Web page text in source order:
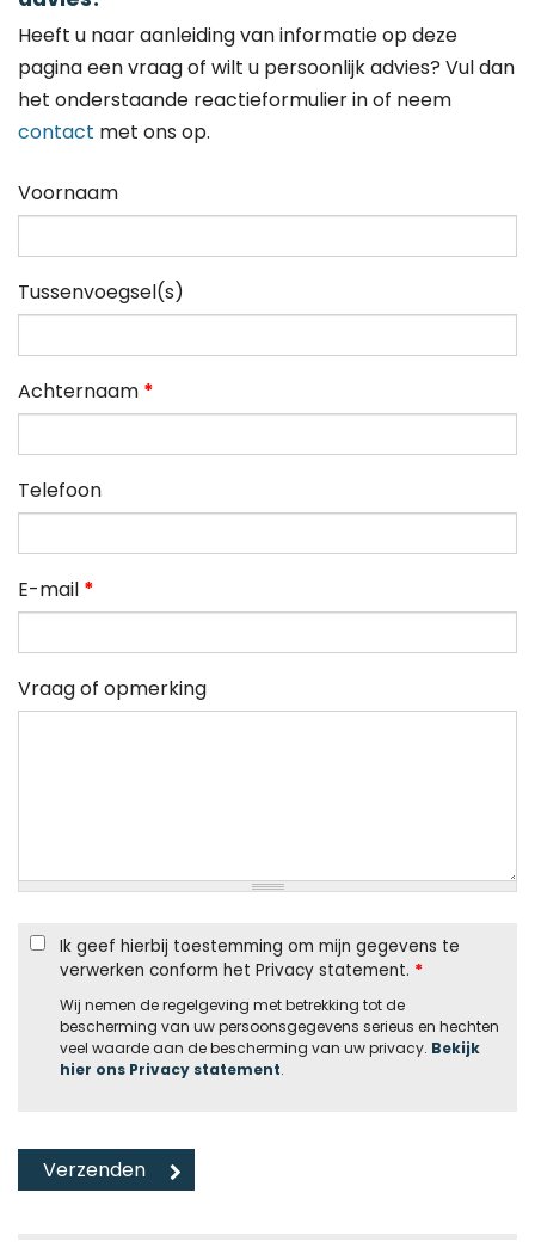
Heeft u naar aanleiding van informatie op deze
pagina een vraag of wilt u persoonlijk advies? Vul dan
het onderstaande reactieformulier in of neem
contact met ons op.
Voornaam
Tussenvoegsel(s)
Achternaam *
Telefoon
E-mail *
Vraag of opmerking
Ik geef hierbij toestemming om mijn gegevens te
verwerken conform het Privacy statement. *
Wij nemen de regelgeving met betrekking tot de
bescherming van uw persoonsgegevens serieus en hechten
veel waarde aan de bescherming van uw privacy. Bekijk
hier ons Privacy statement.